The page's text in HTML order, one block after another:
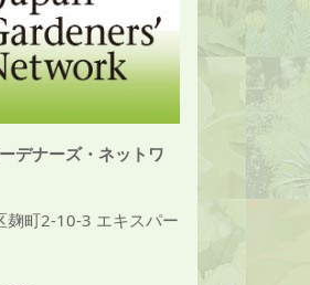
デナーズ・ネットワ
町2-10-3 エキスパー